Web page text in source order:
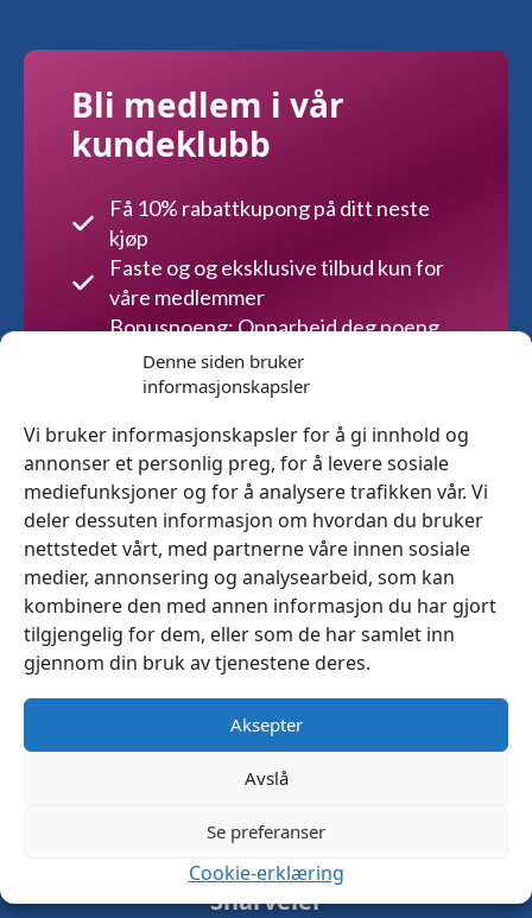
Denne siden bruker
informasjonskapsler
Vi bruker informasjonskapsler for å gi innhold og
annonser et personlig preg, for å levere sosiale
mediefunksjoner og for å analysere trafikken vår. Vi
deler dessuten informasjon om hvordan du bruker
nettstedet vårt, med partnerne våre innen sosiale
medier, annonsering og analysearbeid, som kan
kombinere den med annen informasjon du har gjort
tilgjengelig for dem, eller som de har samlet inn
gjennom din bruk av tjenestene deres.
Aksepter
Avslå
Se preferanser
Cookie-erklæring
Bli medlem i vår
kundeklubb
Få 10% rabattkupong på ditt neste
kjøp
Faste og og eksklusive tilbud kun for
våre medlemmer
Bonuspoeng: Opparbeid deg poeng
på alt du handler
Meld deg inn gratis
Gi et gavekort
Kjøp nå
Snarveier